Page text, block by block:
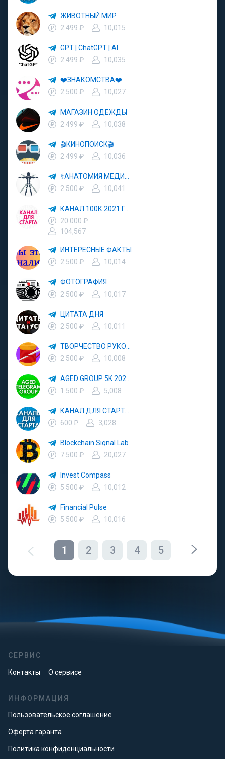
ЖИВОТНЫЙ МИР
2 499 ₽
10,015
GPT | ChatGPT | AI
2 499 ₽
10,035
❤️ЗНАКОМСТВА❤️
2 500 ₽
10,027
МАГАЗИН ОДЕЖДЫ
2 499 ₽
10,038
🎬КИНОПОИСК🎬
2 499 ₽
10,036
2 500 ₽
10,041
20 000 ₽
104,567
ИНТЕРЕСНЫЕ ФАКТЫ
2 500 ₽
10,014
ФОТОГРАФИЯ
2 500 ₽
10,017
ЦИТАТА ДНЯ
2 500 ₽
10,011
2 500 ₽
10,008
1 500 ₽
5,008
КАНАЛ ДЛЯ СТАРТА 3000
600 ₽
3,028
Blockchain Signal Lab
7 500 ₽
20,027
Invest Compass
5 500 ₽
10,012
Financial Pulse
5 500 ₽
10,016
1 2 3 4 5
СЕРВИС
Контакты О сервисе
ИНФОРМАЦИЯ
Пользовательское соглашение
Оферта гаранта
Политика конфиденциальности